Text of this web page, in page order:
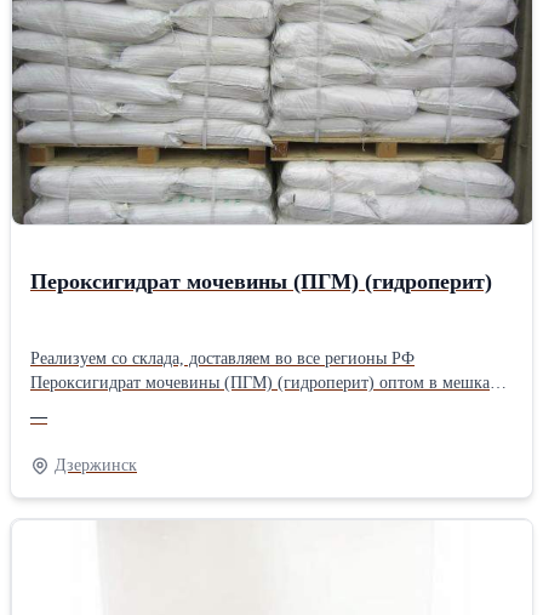
фармацевтике, производство глазных капель, в стоматологии как
микроудобрение и кормовая добавка и др. А также используют в
качестве удобрения для плодовых деревьев.
Пероксигидрат мочевины (ПГМ) (гидроперит)
Реализуем со склада, доставляем во все регионы РФ
Пероксигидрат мочевины (ПГМ) (гидроперит) оптом в мешках
Нижегородской обл. Пероксигидрат мочевины оказывает
антибактериальное (антисептическое и дезинфицирующее),
дезодорирующее, гемостатическое действие. При контакте с
поврежденной кожей или слизистыми оболочками
—
Дзержинск